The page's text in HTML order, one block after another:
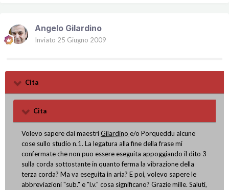
Angelo Gilardino
Inviato 25 Giugno 2009
Cita
Cita
Volevo sapere dai maestriGilardino e/o Porqueddu alcune
cose sullo studio n.1. La legatura alla fine della frase mi
confermate che non puo essere eseguita appoggiando il dito 3
sulla corda sottostante in quanto ferma la vibrazione della
terza corda? Ma va eseguita in aria? E poi, volevo sapere le
abbreviazioni "sub." e "l.v." cosa significano? Grazie mille. Saluti,